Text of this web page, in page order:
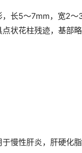
长5～7mm，宽2
状花柱残迹，基部
慢性肝炎，肝硬化